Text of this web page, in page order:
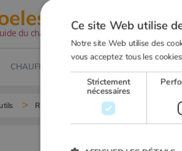
.net
du chauffage au bois
CHAUFFAGE AU BOIS
Recherche Poêle à bois CLUB 11 de
Ce site Web utilise
Notre site Web utilise des
vous acceptez tous les
Strictement
nécessaires